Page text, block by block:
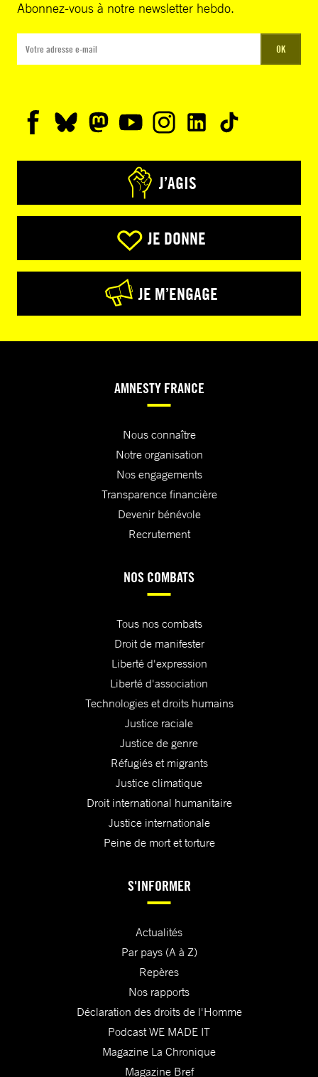
Abonnez-vous à notre newsletter hebdo.
OK
J’AGIS
JE DONNE
JE M’ENGAGE
AMNESTY FRANCE
Nous connaître
Notre organisation
Nos engagements
Transparence financière
Devenir bénévole
Recrutement
NOS COMBATS
Tous nos combats
Droit de manifester
Liberté d'expression
Liberté d'association
Technologies et droits humains
Justice raciale
Justice de genre
Réfugiés et migrants
Justice climatique
Droit international humanitaire
Justice internationale
Peine de mort et torture
S'INFORMER
Actualités
Par pays (A à Z)
Repères
Nos rapports
Déclaration des droits de l'Homme
Podcast WE MADE IT
Magazine La Chronique
Magazine Bref